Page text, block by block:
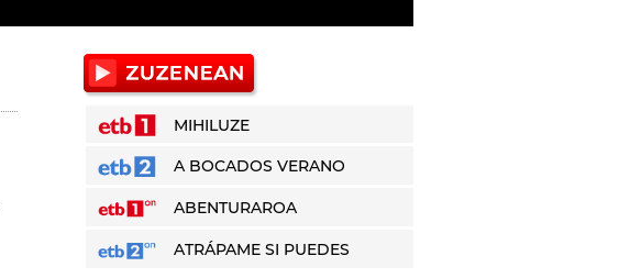
MIHILUZE
A BOCADOS VERANO
ABENTURAROA
ATRÁPAME SI PUEDES